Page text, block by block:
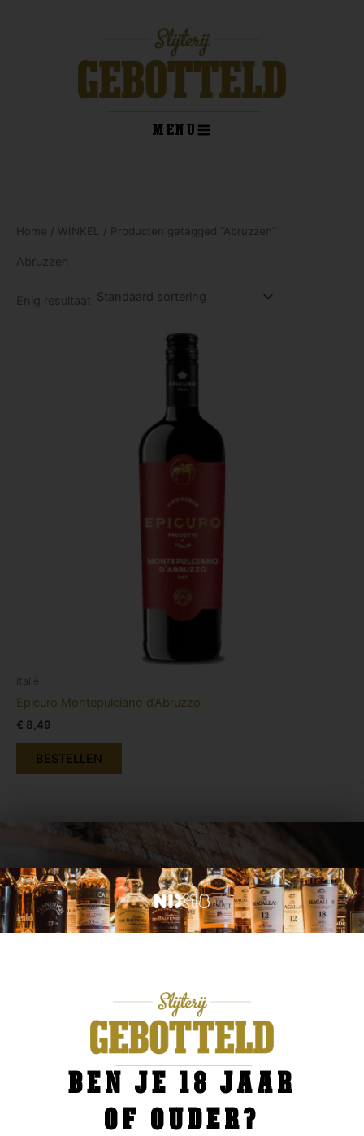
MENU
Home / WINKEL / Producten getagged “Abruzzen”
Abruzzen
Enig resultaat
Italië
Epicuro Montepulciano d’Abruzzo
€ 8,49
BESTELLEN
ADVIES NODIG? IK HELP U GRAAG.
OF KOM PROEVEN IN ONZE SLIJTERIJ!
Ben je op zoek naar een specifiek merk van bijvoorbeeld bier,
selectie om te proeven.
BEN JE 18 JAAR
OF OUDER?